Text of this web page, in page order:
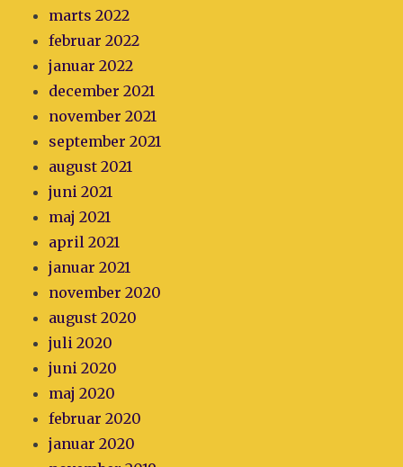
marts 2022
februar 2022
januar 2022
december 2021
november 2021
september 2021
august 2021
juni 2021
maj 2021
april 2021
januar 2021
november 2020
august 2020
juli 2020
juni 2020
maj 2020
februar 2020
januar 2020